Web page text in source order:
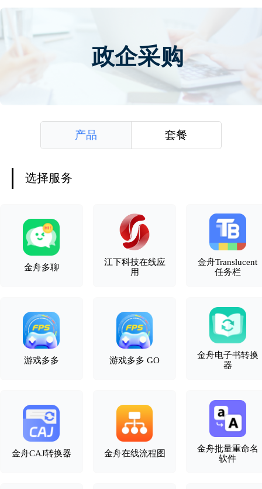
政企采购
产品 套餐
选择服务
金舟多聊
江下科技在线应
用
金舟Translucent
任务栏
游戏多多 游戏多多 GO
金舟电子书转换
器
金舟CAJ转换器 金舟在线流程图
金舟批量重命名
软件